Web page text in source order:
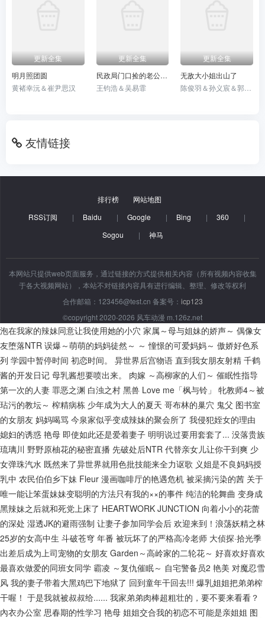
更新全集
明月照团圆
黄褚幸沅＆崔尹思汉
更新全集
民政局门口捡的老公身份藏不住了
王钧浩＆吴易霏
更新全集
无敌大小姐出山了
友情链接
排行榜
网站地图
RSS订阅
| Baidu | Google | Bing | 360
|
Sogou
| 神马
本网站只提供web页面服务，通过链接的方式提供相关内容（所有视频内容收集
于各大视频网站），本站不对链接内容具有进行编辑、整理、修改等权利
合作邮箱：123456@test.cn 备案号： icp123
©copyright 2020-2026 风车动漫 m.126z.net
泡在我家的辣妹同意让我使用她的小穴 家属～母与姐妹的娇声～ 偶像女
友堕落NTR 误爆～萌萌的妈妈徒然～ ～ 憧憬的可爱妈妈～ 傲娇好色系
列 学园中暂停时间 初恋时间。 异世界后宫物语 直到我女朋友射精 千鹤
酱的开发日记 母乳酱想要喷出来。 肉嫁 ～高柳家的人们～ 催眠性指导
第一次的人妻 罪恶之渊 白浊之村 黑兽 Love me「枫与铃」 牝教师4～被
玷污的教坛～ 榨精病栋 少年成为大人的夏天 哥布林的巢穴 鬼父 图书室
的女朋友 妈妈喝骂 今泉家似乎变成辣妹的聚会所了 我侵犯姪女的理由
媳妇的诱惑 艳母 即使如此还是爱着妻子 明明说过要用套套了... 没落贵族
琉璃川 野野原柚花的秘密直播 先破处后NTR 代替亲女儿让你干到爽 少
女弹珠汽水 既然来了异世界就用色批技能来全力讴歌 义姐是不良妈妈授
乳中 农民伯伯乡下妹 Fleur 漫画咖啡厅的艳遇危机 被采摘污染的茜 关于
唯一能让笨蛋妹妹变聪明的方法只有我的××的事件 纯洁的轮舞曲 变身成
黑辣妹之后就和死党上床了 HEARTWORK JUNCTION 向着小小的花蕾
的深处 湿透JK的避雨强制 让妻子参加同学会后 欢迎来到！浪荡妖精之林
25岁的女高中生 斗破苍穹 年番 被玩坏了的严格高冷老师 大侦探·拾光季
出差后成为上司宠物的女朋友 Garden～高岭家的二轮花～ 好喜欢好喜欢
最喜欢做爱的同班女同学 霸凌 ～复仇催眠～ 自宅警备员2 艳美 对魔忍雪
风 我的妻子带着大黑鸡巴下地狱了 回到童年干回去!!! 爆乳姐姐把弟弟榨
干喔！ 于是我就被叔叔给...... 我家弟弟肉棒超粗壮的，要不要来看看？
內衣办公室 思春期的性学习 艳母 姐姐交合我的初恋不可能是亲姐姐 图